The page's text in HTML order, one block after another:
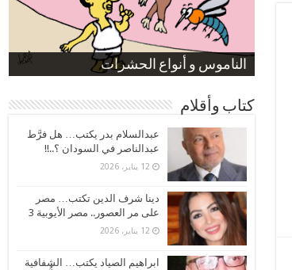
الناموس و أنواع الحشرات
الموظفين بعد ارتفاع الأسعار
ارتفاع نسبة الطلاق في مصر
صورة كاركاتيرية
صورة كاركاتيرية
كتاب وأقلام
عبدالسلام بدر يكتب… هل فرَّط
عبدالناصر في السودان ؟..!!
12 يناير، 2026
دينا شرف الدين تكتب… مصر
على مر العصور.. مصر الأيوبية 3
12 يناير، 2026
ابراهيم الصياد يكتب… الشفافية